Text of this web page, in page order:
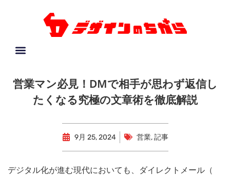
営業マン必見！DMで相手が思わず返信し
たくなる究極の文章術を徹底解説
9月 25, 2024 営業,記事
デジタル化が進む現代においても、ダイレクトメール（